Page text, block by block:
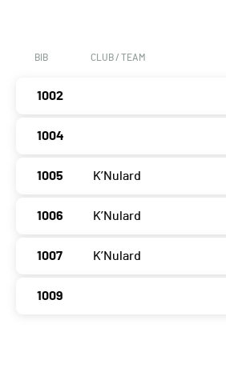
BIB CLUB / TEAM
1002
1004
1005 K’Nulard
1006 K’Nulard
1007 K’Nulard
1009